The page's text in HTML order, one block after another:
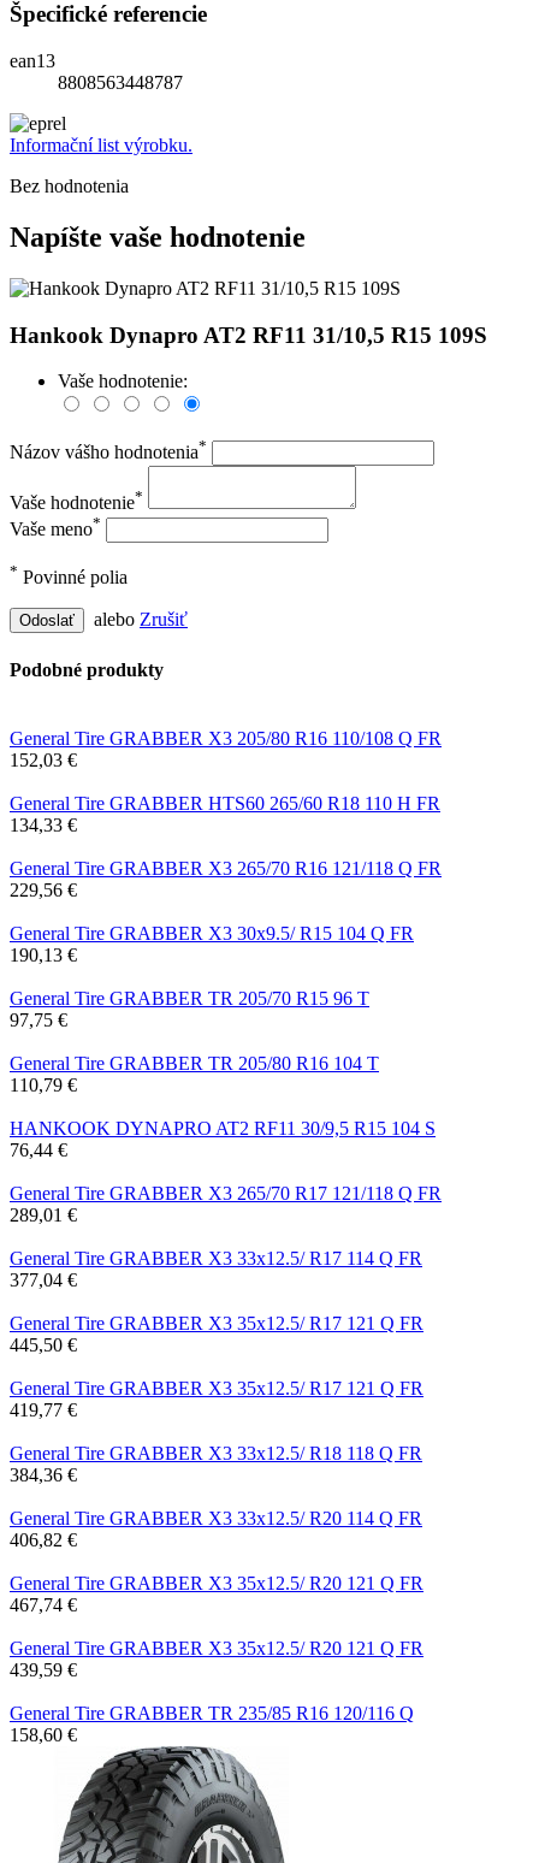
Špecifické referencie
ean13
8808563448787
Informační list výrobku.
Bez hodnotenia
Napíšte vaše hodnotenie
Hankook Dynapro AT2 RF11 31/10,5 R15 109S
Vaše hodnotenie:
Názov vášho hodnotenia*
Vaše hodnotenie*
Vaše meno*
* Povinné polia
Odoslať alebo Zrušiť
Podobné produkty
General Tire GRABBER X3 205/80 R16 110/108 Q FR
152,03 €
General Tire GRABBER HTS60 265/60 R18 110 H FR
134,33 €
General Tire GRABBER X3 265/70 R16 121/118 Q FR
229,56 €
General Tire GRABBER X3 30x9.5/ R15 104 Q FR
190,13 €
General Tire GRABBER TR 205/70 R15 96 T
97,75 €
General Tire GRABBER TR 205/80 R16 104 T
110,79 €
HANKOOK DYNAPRO AT2 RF11 30/9,5 R15 104 S
76,44 €
General Tire GRABBER X3 265/70 R17 121/118 Q FR
289,01 €
General Tire GRABBER X3 33x12.5/ R17 114 Q FR
377,04 €
General Tire GRABBER X3 35x12.5/ R17 121 Q FR
445,50 €
General Tire GRABBER X3 35x12.5/ R17 121 Q FR
419,77 €
General Tire GRABBER X3 33x12.5/ R18 118 Q FR
384,36 €
General Tire GRABBER X3 33x12.5/ R20 114 Q FR
406,82 €
General Tire GRABBER X3 35x12.5/ R20 121 Q FR
467,74 €
General Tire GRABBER X3 35x12.5/ R20 121 Q FR
439,59 €
General Tire GRABBER TR 235/85 R16 120/116 Q
158,60 €